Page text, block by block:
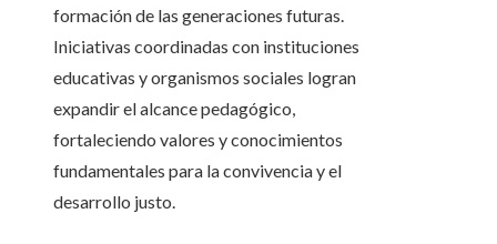
formación de las generaciones futuras.
Iniciativas coordinadas con instituciones
educativas y organismos sociales logran
expandir el alcance pedagógico,
fortaleciendo valores y conocimientos
fundamentales para la convivencia y el
desarrollo justo.